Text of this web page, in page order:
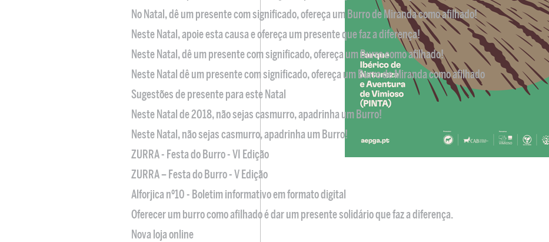
No Natal, dê um presente com significado, ofereça um Burro de Miranda como afilhado!
Neste Natal, apoie esta causa e ofereça um presente que faz a diferença!
Neste Natal, dê um presente com significado, ofereça um Burro como afilhado!
Neste Natal dê um presente com significado, ofereça um Burro de Miranda como afilhado
Sugestões de presente para este Natal
Neste Natal de 2018, não sejas casmurro, apadrinha um Burro!
Neste Natal, não sejas casmurro, apadrinha um Burro!
ZURRA - Festa do Burro - VI Edição
ZURRA – Festa do Burro - V Edição
Alforjica nº10 - Boletim informativo em formato digital
Oferecer um burro como afilhado é dar um presente solidário que faz a diferença.
Nova loja online